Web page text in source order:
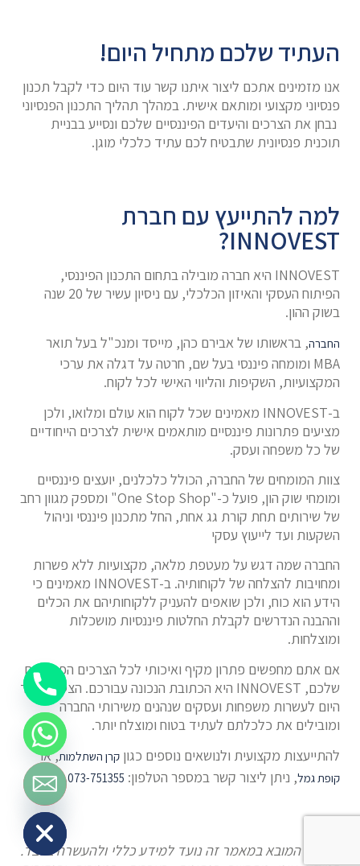
העתיד שלכם מתחיל היום!
אנו מזמינים אתכם ליצור איתנו קשר עוד היום כדי לקבל תכנון
פנסיוני מקצועי ומותאם אישית. במהלך תהליך התכנון הפנסיוני
נבחן את הצרכים והיעדים הפיננסיים שלכם ונסייע בבניית
תוכנית פנסיונית שתבטיח לכם עתיד כלכלי מוגן.
למה להתייעץ עם חברת
INNOVEST?
INNOVEST היא חברה מובילה בתחום התכנון הפיננסי,
הפיתוח העסקי והאיזון הכלכלי, עם ניסיון עשיר של 20 שנה
בשוק ההון.
החברה, בראשותו של אבירם כהן, מייסד ומנכ"ל בעל תואר
MBA ומומחה פיננסי בעל שם, חרטה על דגלה את ערכי
המקצועיות, השקיפות והליווי האישי לכל לקוח.
ב-INNOVEST מאמינים שכל לקוח הוא עולם ומלואו, ולכן
מציעים פתרונות פיננסיים מותאמים אישית לצרכים הייחודיים
של כל משפחה ועסק.
צוות המומחים של החברה, הכולל כלכלנים, יועצים פיננסיים
ומומחי שוק הון, פועל כ-"One Stop Shop" ומספק מגוון רחב
של שירותים תחת קורת גג אחת, החל מתכנון פיננסי וניהול
השקעות ועד לייעוץ עסקי
החברה שמה דגש על מעטפת מלאה, מקצועיות ללא פשרות
ומחויבות להצלחה של לקוחותיה. ב-INNOVEST מאמינים כי
הידע הוא כוח, ולכן שואפים להעניק ללקוחותיהם את הכלים
וההבנה הנדרשים לקבלת החלטות פיננסיות מושכלות
ומוצלחות.
אם אתם מחפשים פתרון מקיף ואיכותי לכל הצרכים הפיננסיים
שלכם, INNOVEST היא הכתובת הנכונה עבורכם. הצטרפו עוד
היום לעשרות משפחות ועסקים שנהנים משירותי החברה
ומובילים את כלכלתם לעתיד בטוח ומוצלח יותר.
להתייעצות מקצועית ולנושאים נוספים כגון קרן השתלמות, או
קופת גמל, ניתן ליצור קשר במספר הטלפון: 073-751355
.
המידע המובא במאמר זה נועד למידע כללי ולהעשרה בלבד.
Hide chaty